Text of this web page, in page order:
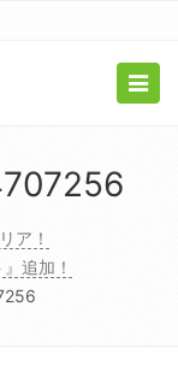
ア！
追加！